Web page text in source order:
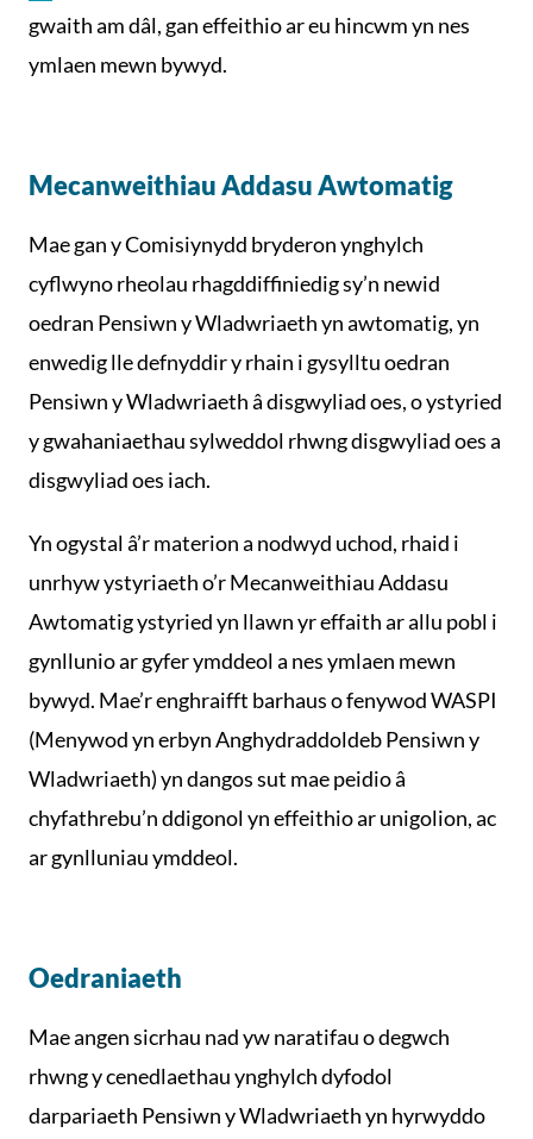
gwaith am dâl, gan effeithio ar eu hincwm yn nes
ymlaen mewn bywyd.
Mecanweithiau Addasu Awtomatig
Mae gan y Comisiynydd bryderon ynghylch
cyflwyno rheolau rhagddiffiniedig sy’n newid
oedran Pensiwn y Wladwriaeth yn awtomatig, yn
enwedig lle defnyddir y rhain i gysylltu oedran
Pensiwn y Wladwriaeth â disgwyliad oes, o ystyried
y gwahaniaethau sylweddol rhwng disgwyliad oes a
disgwyliad oes iach.
Yn ogystal â’r materion a nodwyd uchod, rhaid i
unrhyw ystyriaeth o’r Mecanweithiau Addasu
Awtomatig ystyried yn llawn yr effaith ar allu pobl i
gynllunio ar gyfer ymddeol a nes ymlaen mewn
bywyd. Mae’r enghraifft barhaus o fenywod WASPI
(Menywod yn erbyn Anghydraddoldeb Pensiwn y
Wladwriaeth) yn dangos sut mae peidio â
chyfathrebu’n ddigonol yn effeithio ar unigolion, ac
ar gynlluniau ymddeol.
Oedraniaeth
Mae angen sicrhau nad yw naratifau o degwch
rhwng y cenedlaethau ynghylch dyfodol
darpariaeth Pensiwn y Wladwriaeth yn hyrwyddo